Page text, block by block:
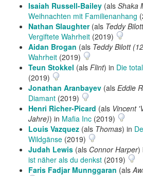
Isaiah Russell-Bailey (als Shaka
Weihnachten mit Familienanhang
Nathan Slaughter(als Teddy
Vergiftete Wahrheit (2019)
Aidan Brogan (als Teddy Bilott
Wahrheit (2019)
Teun Stokkel (als Flint) in Die
(2019)
Jonathan Aranbayev (als Eddie
Diamant (2019)
Henri Richer-Picard (als Vincent
Jahre)) in Mafia Inc (2019)
Louis Vazquez (als Thomas) in
Wildgänse (2019)
Judah Lewis (als Connor Harper)
ist näher als du denkst (2019)
Faris Fadjar Munnggaran (als